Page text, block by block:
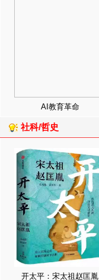
AI教育革命
社科/哲史
开太平：宋太祖赵匡胤